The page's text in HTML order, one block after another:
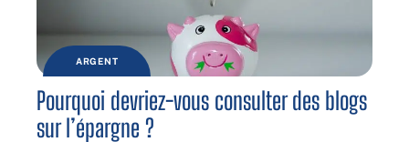
ARGENT
Pourquoi devriez-vous consulter des blogs
sur l’épargne ?